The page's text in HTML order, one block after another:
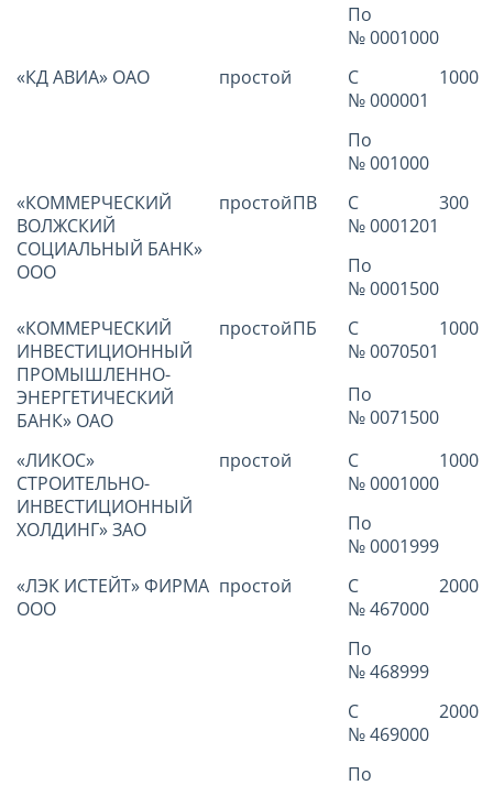
По
№ 0001000
«КД АВИА» ОАО
простой
С
№ 000001
1000
По
№ 001000
«КОММЕРЧЕСКИЙ
ВОЛЖСКИЙ
СОЦИАЛЬНЫЙ БАНК»
ООО
простойПВ
С
№ 0001201
300
По
№ 0001500
«КОММЕРЧЕСКИЙ
ИНВЕСТИЦИОННЫЙ
ПРОМЫШЛЕННО-
ЭНЕРГЕТИЧЕСКИЙ
БАНК» ОАО
простойПБ
С
№ 0070501
1000
По
№ 0071500
«ЛИКОС»
СТРОИТЕЛЬНО-
ИНВЕСТИЦИОННЫЙ
ХОЛДИНГ» ЗАО
простой
С
№ 0001000
1000
По
№ 0001999
«ЛЭК ИСТЕЙТ» ФИРМА
ООО
простой
С
№ 467000
2000
По
№ 468999
С
№ 469000
2000
По